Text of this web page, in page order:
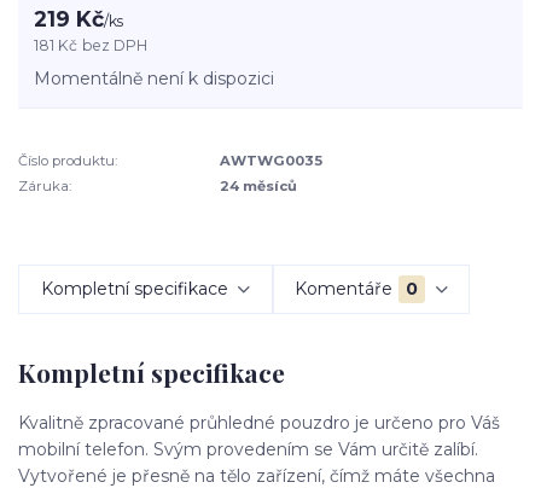
219 Kč/ks
181 Kč bez DPH
Momentálně není k dispozici
Číslo produktu:
AWTWG0035
Záruka:
24 měsíců
Kompletní specifikace Komentáře 0
Kompletní specifikace
Kvalitně zpracované průhledné pouzdro je určeno pro Váš
mobilní telefon. Svým provedením se Vám určitě zalíbí.
Vytvořené je přesně na tělo zařízení, čímž máte všechna